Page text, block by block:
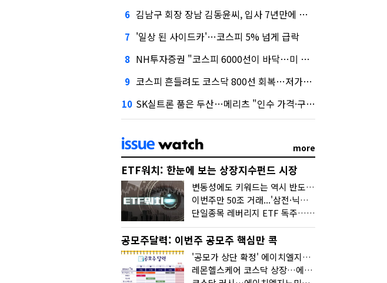
6 김남구 회장 장남 김동윤씨, 입사 7년만에 한투증권 임원 승진
7 '일상 된 사이드카'…코스피 5% 넘게 급락
8 NH투자증권 "코스피 6000선이 바닥…미 금리 안정 후 추가 회복"
9 코스피 흔들려도 코스닥 800선 회복…저가매수세 유입
10 SK실트론 품은 두산…메리츠 "인수 가격·구조 모두 기대 이상"
more
ETF워치: 한눈에 보는 상장지수펀드 시장
변동성에도 키워드는 역시 반도체…신상품은 우주·방산
이번주만 50조 거래...'삼전·닉스 레버리지' 수익률은 -30%
단일종목 레버리지 ETF 독주…'증시 블랙홀'
공모주달력: 이번주 공모주 핵심만 콕
'공모가 상단 확정' 에이치엘지노믹스 청약
레몬헬스케어 코스닥 상장…에이치엘지노믹스 수요예측